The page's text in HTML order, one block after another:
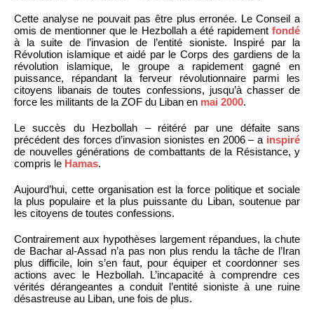
Cette analyse ne pouvait pas être plus erronée. Le Conseil a
omis de mentionner que le Hezbollah a été rapidement fondé
à la suite de l’invasion de l’entité sioniste. Inspiré par la
Révolution islamique et aidé par le Corps des gardiens de la
révolution islamique, le groupe a rapidement gagné en
puissance, répandant la ferveur révolutionnaire parmi les
citoyens libanais de toutes confessions, jusqu’à chasser de
force les militants de la ZOF du Liban en mai 2000.
Le succès du Hezbollah – réitéré par une défaite sans
précédent des forces d’invasion sionistes en 2006 – a inspiré
de nouvelles générations de combattants de la Résistance, y
compris le Hamas.
Aujourd’hui, cette organisation est la force politique et sociale
la plus populaire et la plus puissante du Liban, soutenue par
les citoyens de toutes confessions.
Contrairement aux hypothèses largement répandues, la chute
de Bachar al-Assad n’a pas non plus rendu la tâche de l’Iran
plus difficile, loin s’en faut, pour équiper et coordonner ses
actions avec le Hezbollah. L’incapacité à comprendre ces
vérités dérangeantes a conduit l’entité sioniste à une ruine
désastreuse au Liban, une fois de plus.